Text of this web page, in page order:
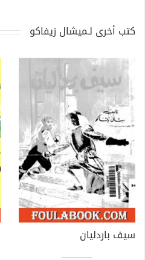
كتب أخرى لـميشال زيفاكو
سيف باردليان